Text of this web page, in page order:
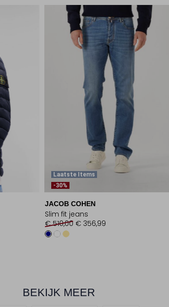
Laatste Items
-30%
JACOB COHEN
Slim fit jeans
€ 510,00 € 356,99
BEKIJK MEER